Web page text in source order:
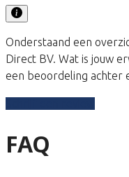
Onderstaand een
Direct BV. Wat is jouw
een beoordeling achter
FAQ